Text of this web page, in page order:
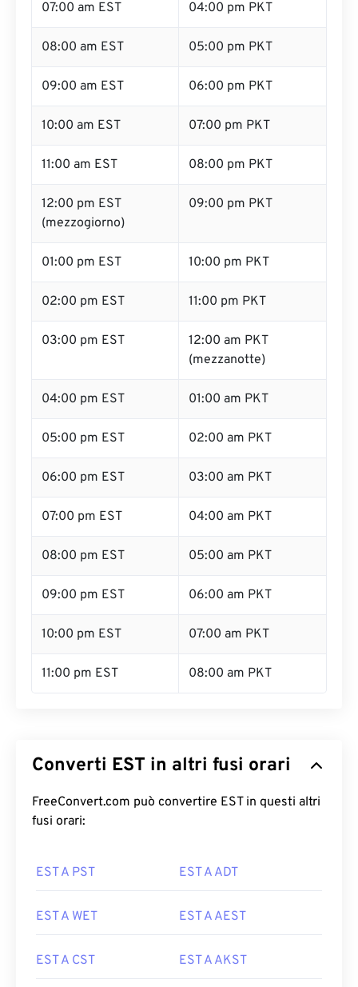
07:00 am EST 04:00 pm PKT
08:00 am EST 05:00 pm PKT
09:00 am EST 06:00 pm PKT
10:00 am EST 07:00 pm PKT
11:00 am EST 08:00 pm PKT
12:00 pm EST
(mezzogiorno)
09:00 pm PKT
01:00 pm EST 10:00 pm PKT
02:00 pm EST 11:00 pm PKT
03:00 pm EST
12:00 am PKT
(mezzanotte)
04:00 pm EST 01:00 am PKT
05:00 pm EST 02:00 am PKT
06:00 pm EST 03:00 am PKT
07:00 pm EST 04:00 am PKT
08:00 pm EST 05:00 am PKT
09:00 pm EST 06:00 am PKT
10:00 pm EST 07:00 am PKT
11:00 pm EST 08:00 am PKT
Converti EST in altri fusi orari
FreeConvert.com può convertire EST in questi altri
fusi orari:
EST A PST EST A ADT
EST A WET EST A AEST
EST A CST EST A AKST